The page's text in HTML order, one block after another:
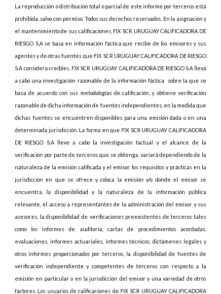
La reproducción o distribución total o parcial de este informe por terceros está
prohibida, salvo con permiso. Todos sus derechos reservados. En la asignación y
el mantenimiento de sus calificaciones, FIX SCR URUGUAY CALIFICADORA DE
RIESGO S.A se basa en información fáctica que recibe de los emisores y sus
agentes y de otras fuentes que FIX SCR URUGUAY CALIFICADORA DE RIESGO
S.A considera creíbles. FIX SCR URUGUAY CALIFICADORA DE RIESGO S.A lleva
a cabo una investigación razonable de la información fáctica sobre la que se
basa de acuerdo con sus metodologías de calificación, y obtiene verificación
razonable de dicha información de fuentes independientes, en la medida que
dichas fuentes se encuentren disponibles para una emisión dada o en una
determinada jurisdicción. La forma en que FIX SCR URUGUAY CALIFICADORA
DE RIESGO S.A lleve a cabo la investigación factual y el alcance de la
verificación por parte de terceros que se obtenga, variará dependiendo de la
naturaleza de la emisión calificada y el emisor, los requisitos y prácticas en la
jurisdicción en que se ofrece y coloca la emisión y/o donde el emisor se
encuentra, la disponibilidad y la naturaleza de la información pública
relevante, el acceso a representantes de la administración del emisor y sus
asesores, la disponibilidad de verificaciones preexistentes de terceros tales
como los informes de auditoría, cartas de procedimientos acordadas,
evaluaciones, informes actuariales, informes técnicos, dictámenes legales y
otros informes proporcionados por terceros, la disponibilidad de fuentes de
verificación independiente y competentes de terceros con respecto a la
emisión en particular o en la jurisdicción del emisor y una variedad de otros
factores. Los usuarios de calificaciones de FIX SCR URUGUAY CALIFICADORA